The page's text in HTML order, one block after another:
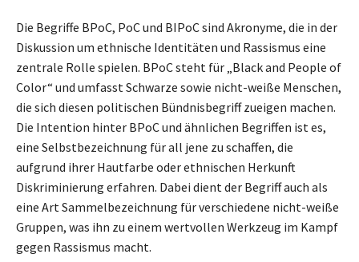
Die Begriffe BPoC, PoC und BIPoC sind Akronyme, die in der
Diskussion um ethnische Identitäten und Rassismus eine
zentrale Rolle spielen. BPoC steht für „Black and People of
Color“ und umfasst Schwarze sowie nicht-weiße Menschen,
die sich diesen politischen Bündnisbegriff zueigen machen.
Die Intention hinter BPoC und ähnlichen Begriffen ist es,
eine Selbstbezeichnung für all jene zu schaffen, die
aufgrund ihrer Hautfarbe oder ethnischen Herkunft
Diskriminierung erfahren. Dabei dient der Begriff auch als
eine Art Sammelbezeichnung für verschiedene nicht-weiße
Gruppen, was ihn zu einem wertvollen Werkzeug im Kampf
gegen Rassismus macht.